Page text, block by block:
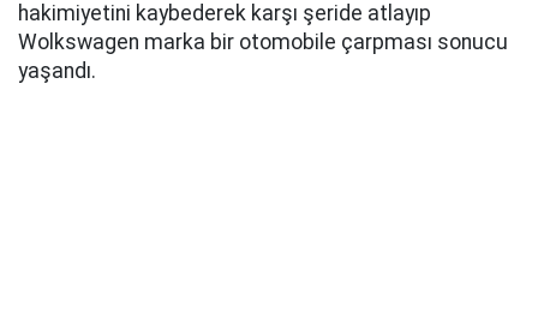
hakimiyetini kaybederek karşı şeride atlayıp
Wolkswagen marka bir otomobile çarpması sonucu
yaşandı.